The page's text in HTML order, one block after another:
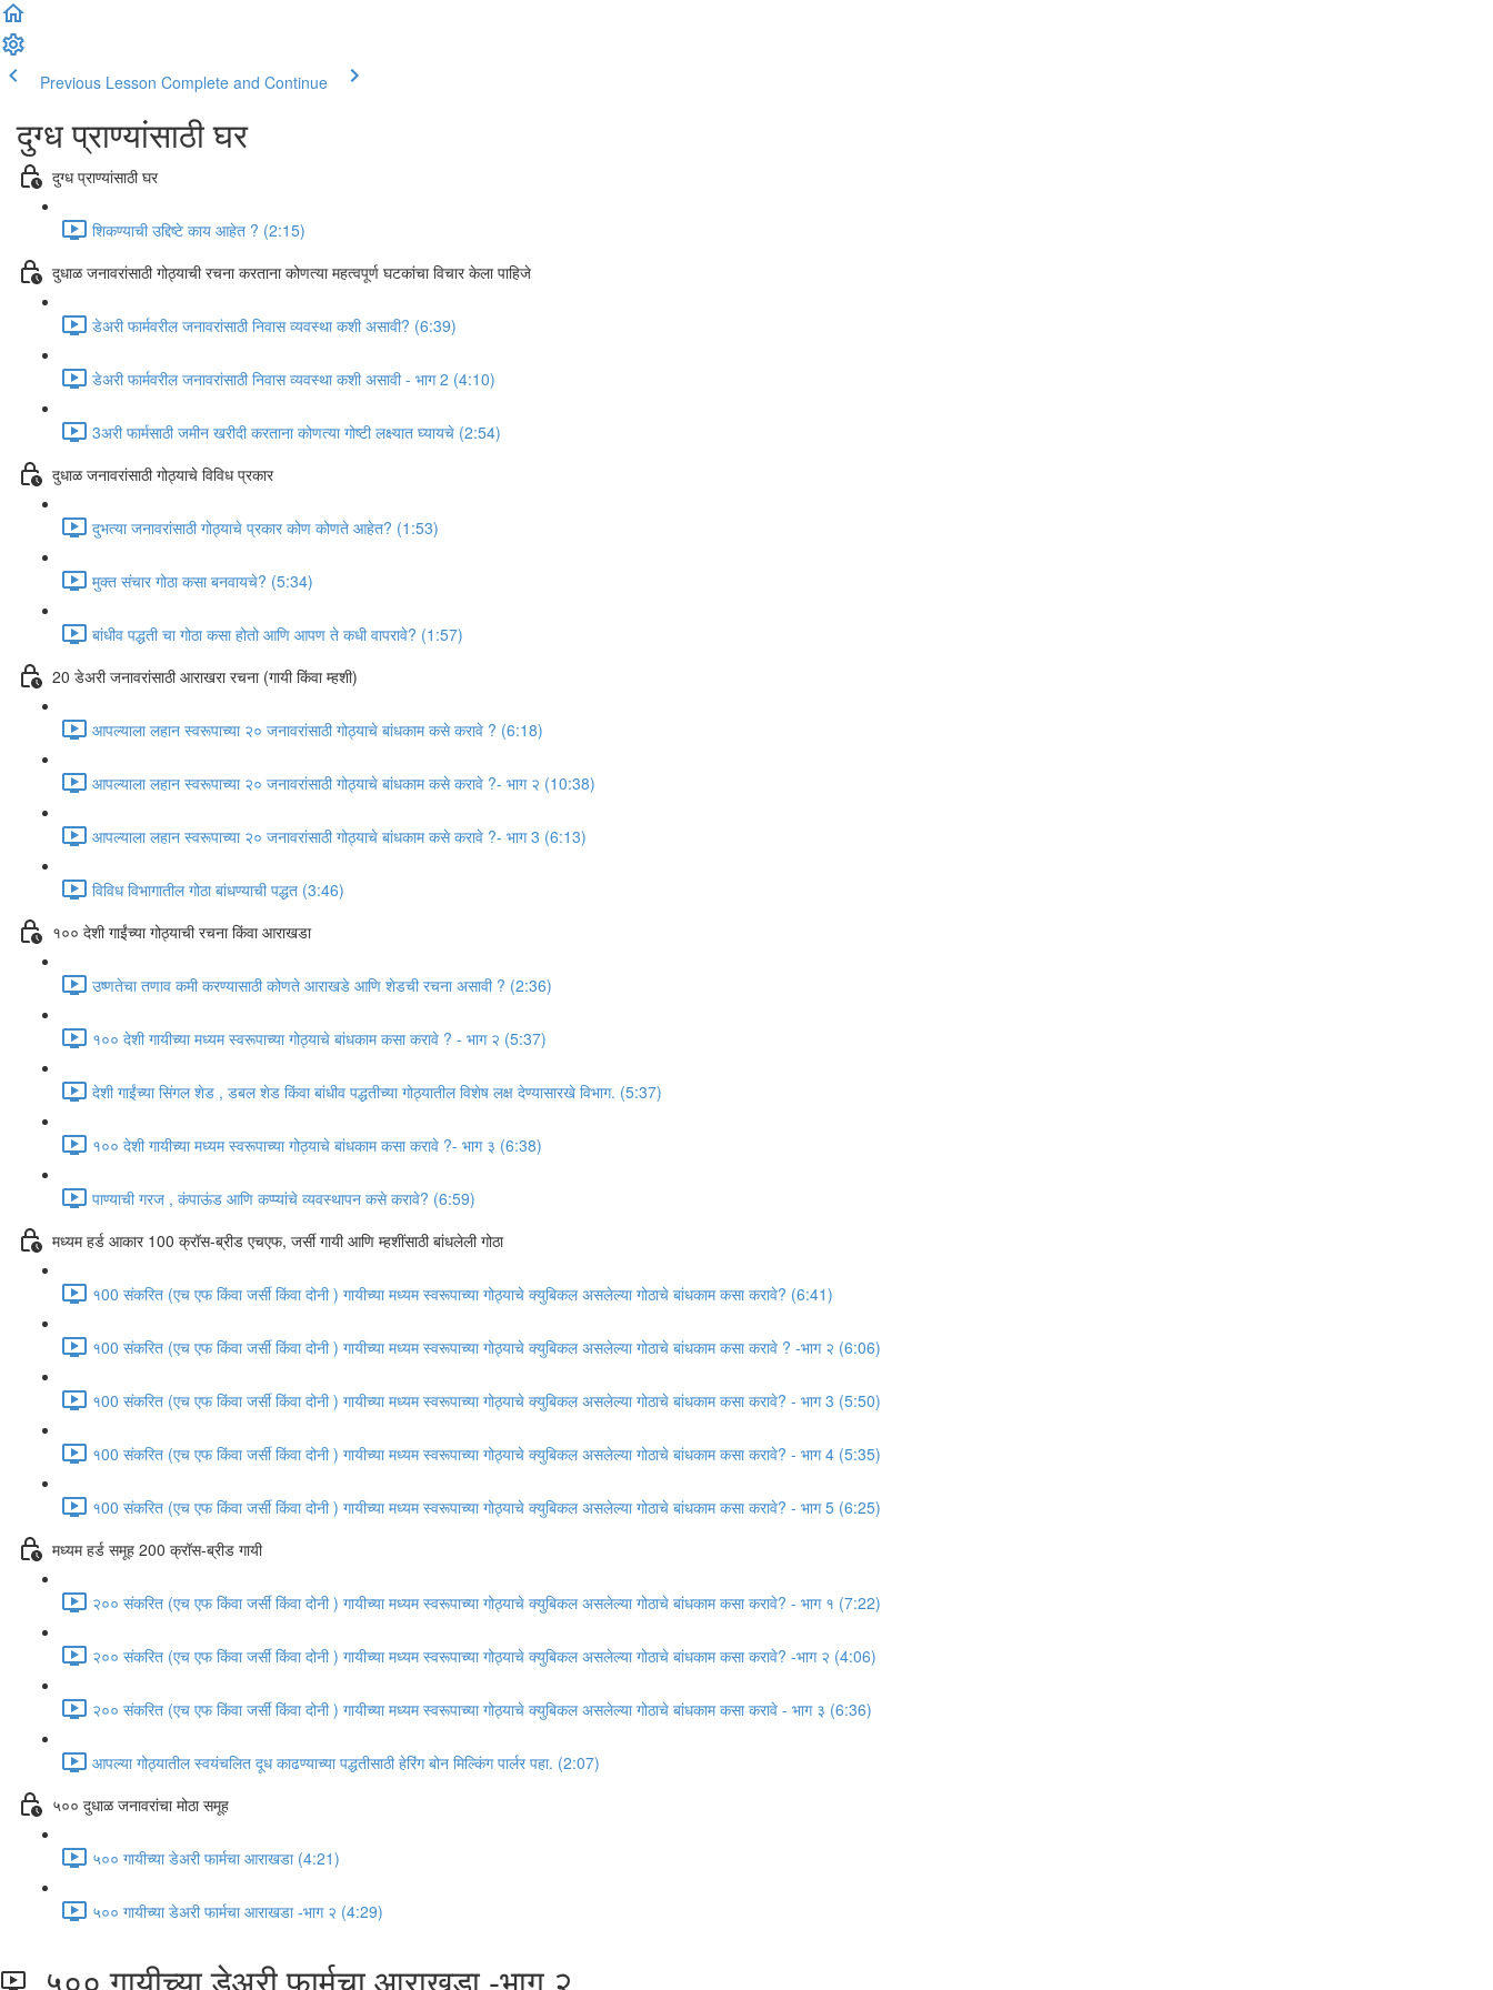
Previous Lesson Complete and Continue
दुग्ध प्राण्यांसाठी घर
दुग्ध प्राण्यांसाठी घर
शिकण्याची उद्दिष्टे काय आहेत ? (2:15)
दुधाळ जनावरांसाठी गोठ्याची रचना करताना कोणत्या महत्वपूर्ण घटकांचा विचार केला पाहिजे
डेअरी फार्मवरील जनावरांसाठी निवास व्यवस्था कशी असावी? (6:39)
डेअरी फार्मवरील जनावरांसाठी निवास व्यवस्था कशी असावी - भाग 2 (4:10)
3अरी फार्मसाठी जमीन खरीदी करताना कोणत्या गोष्टी लक्ष्यात घ्यायचे (2:54)
दुधाळ जनावरांसाठी गोठ्याचे विविध प्रकार
दुभत्या जनावरांसाठी गोठ्याचे प्रकार कोण कोणते आहेत? (1:53)
मुक्त संचार गोठा कसा बनवायचे? (5:34)
बांधीव पद्धती चा गोठा कसा होतो आणि आपण ते कधी वापरावे? (1:57)
20 डेअरी जनावरांसाठी आराखरा रचना (गायी किंवा म्हशी)
आपल्याला लहान स्वरूपाच्या २० जनावरांसाठी गोठ्याचे बांधकाम कसे करावे ? (6:18)
आपल्याला लहान स्वरूपाच्या २० जनावरांसाठी गोठ्याचे बांधकाम कसे करावे ?- भाग २ (10:38)
आपल्याला लहान स्वरूपाच्या २० जनावरांसाठी गोठ्याचे बांधकाम कसे करावे ?- भाग 3 (6:13)
विविध विभागातील गोठा बांधण्याची पद्धत (3:46)
१०० देशी गाईंच्या गोठ्याची रचना किंवा आराखडा
उष्णतेचा तणाव कमी करण्यासाठी कोणते आराखडे आणि शेडची रचना असावी ? (2:36)
१०० देशी गायीच्या मध्यम स्वरूपाच्या गोठ्याचे बांधकाम कसा करावे ? - भाग २ (5:37)
देशी गाईंच्या सिंगल शेड , डबल शेड किंवा बांधीव पद्धतीच्या गोठ्यातील विशेष लक्ष देण्यासारखे विभाग. (5:37)
१०० देशी गायीच्या मध्यम स्वरूपाच्या गोठ्याचे बांधकाम कसा करावे ?- भाग ३ (6:38)
पाण्याची गरज , कंपाऊंड आणि कप्प्यांचे व्यवस्थापन कसे करावे? (6:59)
मध्यम हर्ड आकार 100 क्रॉस-ब्रीड एचएफ, जर्सी गायी आणि म्हशींसाठी बांधलेली गोठा
१00 संकरित (एच एफ किंवा जर्सी किंवा दोनी ) गायीच्या मध्यम स्वरूपाच्या गोठ्याचे क्युबिकल असलेल्या गोठाचे बांधकाम कसा करावे? (6:41)
१00 संकरित (एच एफ किंवा जर्सी किंवा दोनी ) गायीच्या मध्यम स्वरूपाच्या गोठ्याचे क्युबिकल असलेल्या गोठाचे बांधकाम कसा करावे ? -भाग २ (6:06)
१00 संकरित (एच एफ किंवा जर्सी किंवा दोनी ) गायीच्या मध्यम स्वरूपाच्या गोठ्याचे क्युबिकल असलेल्या गोठाचे बांधकाम कसा करावे? - भाग 3 (5:50)
१00 संकरित (एच एफ किंवा जर्सी किंवा दोनी ) गायीच्या मध्यम स्वरूपाच्या गोठ्याचे क्युबिकल असलेल्या गोठाचे बांधकाम कसा करावे? - भाग 4 (5:35)
१00 संकरित (एच एफ किंवा जर्सी किंवा दोनी ) गायीच्या मध्यम स्वरूपाच्या गोठ्याचे क्युबिकल असलेल्या गोठाचे बांधकाम कसा करावे? - भाग 5 (6:25)
मध्यम हर्ड समूह 200 क्रॉस-ब्रीड गायी
२०० संकरित (एच एफ किंवा जर्सी किंवा दोनी ) गायीच्या मध्यम स्वरूपाच्या गोठ्याचे क्युबिकल असलेल्या गोठाचे बांधकाम कसा करावे? - भाग १ (7:22)
२०० संकरित (एच एफ किंवा जर्सी किंवा दोनी ) गायीच्या मध्यम स्वरूपाच्या गोठ्याचे क्युबिकल असलेल्या गोठाचे बांधकाम कसा करावे? -भाग २ (4:06)
२०० संकरित (एच एफ किंवा जर्सी किंवा दोनी ) गायीच्या मध्यम स्वरूपाच्या गोठ्याचे क्युबिकल असलेल्या गोठाचे बांधकाम कसा करावे - भाग ३ (6:36)
आपल्या गोठ्यातील स्वयंचलित दूध काढण्याच्या पद्धतीसाठी हेरिंग बोन मिल्किंग पार्लर पहा. (2:07)
५०० दुधाळ जनावरांचा मोठा समूह
५०० गायीच्या डेअरी फार्मचा आराखडा (4:21)
५०० गायीच्या डेअरी फार्मचा आराखडा -भाग २ (4:29)